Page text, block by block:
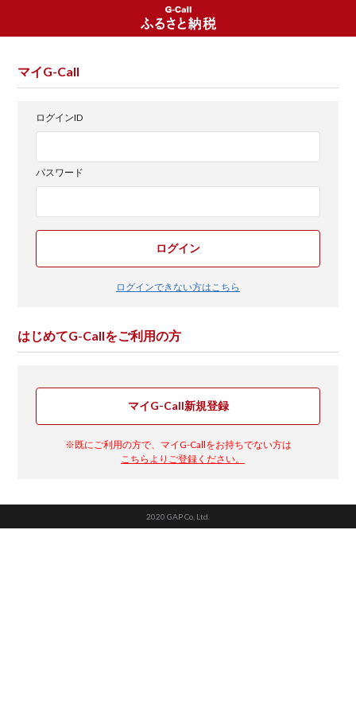
マイG-Call
ログインID
パスワード
ログイン
ログインできない方はこちら
はじめてG-Callをご利用の方
マイG-Call新規登録
※既にご利用の方で、マイG-Callをお持ちでない方は
こちらよりご登録ください。
2020 GAP Co, Ltd.